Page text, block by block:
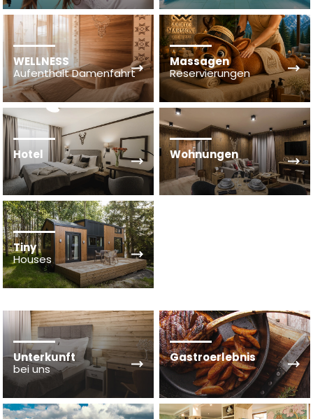
WELLNESS
Aufenthalt Damenfahrt
Massagen
Reservierungen
Hotel Wohnungen
Tiny
Houses
Unterkunft
bei uns
Gastroerlebnis